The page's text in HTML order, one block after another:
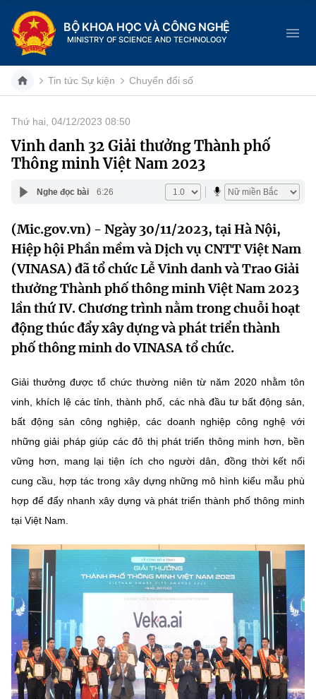
BỘ KHOA HỌC VÀ CÔNG NGHỆ
MINISTRY OF SCIENCE AND TECHNOLOGY
Danh mục
Trang chủ
Giới thiệu
Chức năng nhiệm vụ
Cơ cấu tổ chức
Lịch sử phát triển
Sở Khoa học và Công nghệ
Tin tức sự kiện
Khoa học và Công nghệ
Đổi mới sáng tạo
Chuyển đổi số
Sở hữu trí tuệ
Tiêu chuẩn, đo lường, chất lượng
Năng lượng nguyên tử
Tin tổng hợp
Tin địa phương
Dịch vụ công
Hệ thống văn bản
Văn bản QPPL
Lấy ý kiến người dân về dự thảo VBQPPL
MST IOFFICE
Khoa học và Công nghệ
Chuyển đổi số
Bưu chính, Viễn thông
Tiêu chuẩn, đo lường, chất lượng
Năng lượng nguyên tử
Multimedia
THƯ ĐIỆN TỬ
Khác
Videos
Infographic
Ảnh
Voice
Nhiệm vụ trọng tâm
Chọn ngôn ngữ
Vietnamese English
Tin tức Sự kiện Chuyển đổi số
Thứ hai, 04/12/2023 08:50
Vinh danh 32 Giải thưởng Thành phố
Thông minh Việt Nam 2023
Nghe đọc bài 6:26
(Mic.gov.vn) - Ngày 30/11/2023, tại Hà Nội,
Hiệp hội Phần mềm và Dịch vụ CNTT Việt Nam
(VINASA) đã tổ chức Lễ Vinh danh và Trao Giải
thưởng Thành phố thông minh Việt Nam 2023
lần thứ IV. Chương trình nằm trong chuỗi hoạt
động thúc đẩy xây dựng và phát triển thành
phố thông minh do VINASA tổ chức.
Giải thưởng được tổ chức thường niên từ năm 2020 nhằm tôn
vinh, khích lệ các tỉnh, thành phố, các nhà đầu tư bất động sản,
bất động sản công nghiệp, các doanh nghiệp công nghệ với
những giải pháp giúp các đô thị phát triển thông minh hơn, bền
vững hơn, mang lại tiện ích cho người dân, đồng thời kết nối
cung cầu, hợp tác trong xây dựng những mô hình kiểu mẫu phù
hợp để đẩy nhanh xây dựng và phát triển thành phố thông minh
tại Việt Nam.